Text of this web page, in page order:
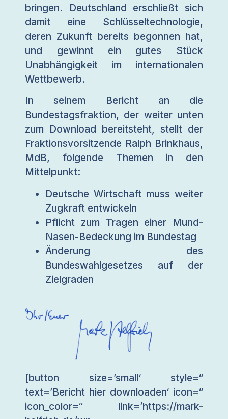
bringen. Deutschland erschließt sich
damit eine Schlüsseltechnologie,
deren Zukunft bereits begonnen hat,
und gewinnt ein gutes Stück
Unabhängigkeit im internationalen
Wettbewerb.
In seinem Bericht an die
Bundestagsfraktion, der weiter unten
zum Download bereitsteht, stellt der
Fraktionsvorsitzende Ralph Brinkhaus,
MdB, folgende Themen in den
Mittelpunkt:
Deutsche Wirtschaft muss weiter
Zugkraft entwickeln
Pflicht zum Tragen einer Mund-
Nasen-Bedeckung im Bundestag
Änderung des
Bundeswahlgesetzes auf der
Zielgraden
[button size=’small‘ style=“
text=’Bericht hier downloaden‘ icon=“
icon_color=“ link=’https://mark-